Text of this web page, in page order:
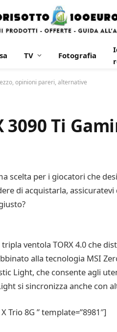
TV Fotografia
opinioni pareri, alternative
Ti
scelta per i giocatori che
di acquistarla,
ventola TORX 4.0 che
alla tecnologia MSI
Light, che consente agli
si sincronizza anche con
Trio 8G ” template=”8981″]